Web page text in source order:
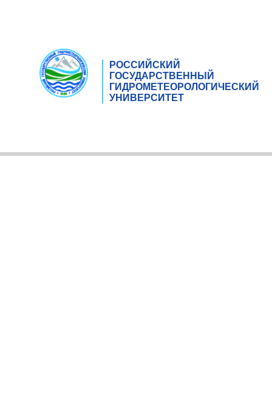
РОССИЙСКИЙ
ГОСУДАРСТВЕННЫЙ
ГИДРОМЕТЕОРОЛОГИЧЕСКИЙ
УНИВЕРСИТЕТ